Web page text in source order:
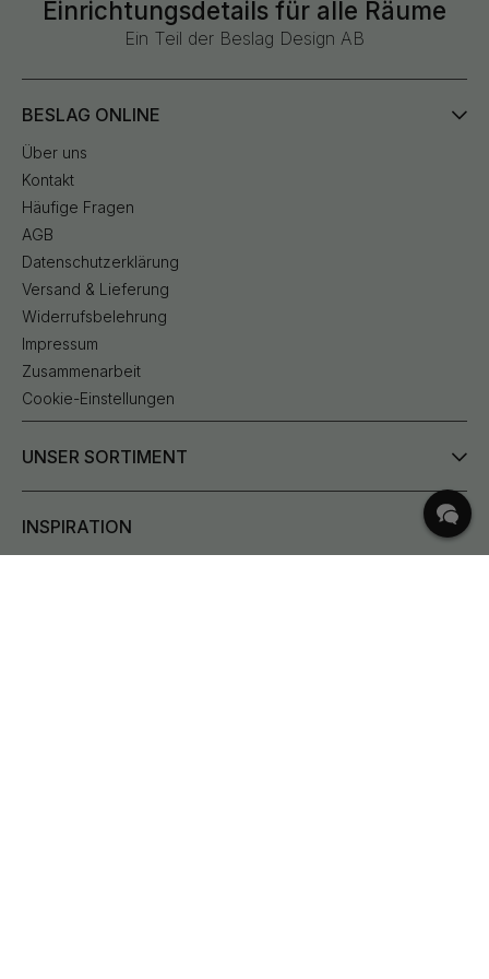
Einrichtungsdetails für alle Räume
Ein Teil der Beslag Design AB
BESLAG ONLINE
Über uns
Kontakt
Häufige Fragen
AGB
Datenschutzerklärung
Versand & Lieferung
Widerrufsbelehrung
Impressum
Zusammenarbeit
Cookie-Einstellungen
UNSER SORTIMENT
INSPIRATION